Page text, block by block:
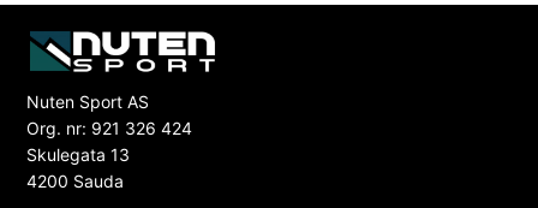
Nuten Sport AS
Org. nr: 921 326 424
Skulegata 13
4200 Sauda